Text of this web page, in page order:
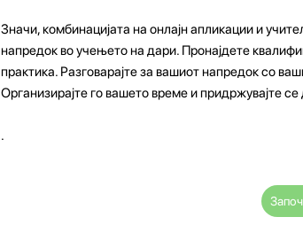
Значи, комбинацијата на онлајн апликации и
напредок во учењето на дари. Пронајдете
практика. Разговарајте за вашиот напредок со
Организирајте го вашето време и придржувајте
.